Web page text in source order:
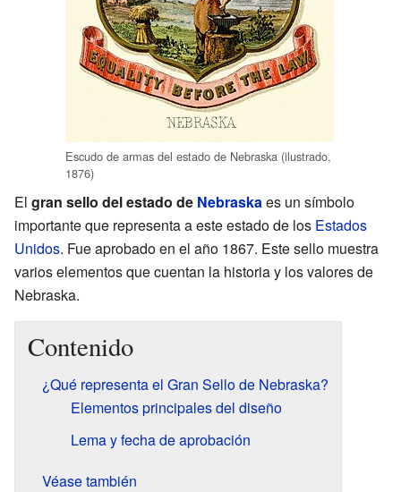
Escudo de armas del estado de Nebraska (ilustrado,
1876)
El gran sello del estado de Nebraskaes un símbolo
importante que representa a este estado de los Estados
Unidos. Fue aprobado en el año 1867. Este sello muestra
varios elementos que cuentan la historia y los valores de
Nebraska.
Contenido
¿Qué representa el Gran Sello de Nebraska?
Elementos principales del diseño
Lema y fecha de aprobación
Véase también